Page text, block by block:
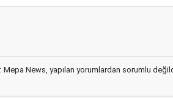
News, yapılan yorumlardan sorumlu